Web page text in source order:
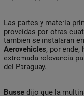
Las partes y materia
proveídas por otras
también se instalarán
Aerovehicles, por ende,
extremada relevancia
del Paraguay.
Busse dijo que la